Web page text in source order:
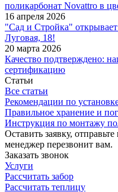
поликарбонат Novattro в
16 апреля 2026
"Сад и Стройка"
Луговая, 18!
20 марта 2026
Качество подтверждено:
сертификацию
Статьи
Все статьи
Рекомендации по
Правильное хранение и
Инструкция по монтажу
Оставить заявку,
менеджер перезвонит вам.
Заказать звонок
Услуги
Рассчитать забор
Рассчитать теплицу